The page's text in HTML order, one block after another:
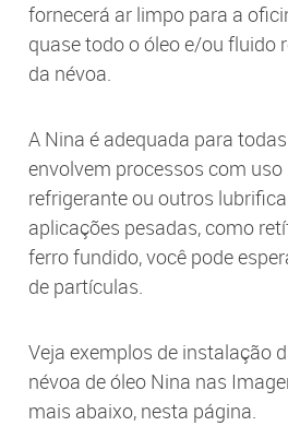
fornecerá ar limpo para a
quase todo o óleo e/ou fluido
da névoa.
A Nina é adequada para
envolvem processos com uso
refrigerante ou outros
aplicações pesadas, como
ferro fundido, você pode
de partículas.
Veja exemplos de instalação
névoa de óleo Nina nas
mais abaixo, nesta página.